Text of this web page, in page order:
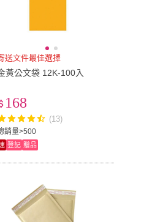
送文件最佳選擇
黃公文袋 12K-100入
銷量>500
168
(13)
登記 贈品